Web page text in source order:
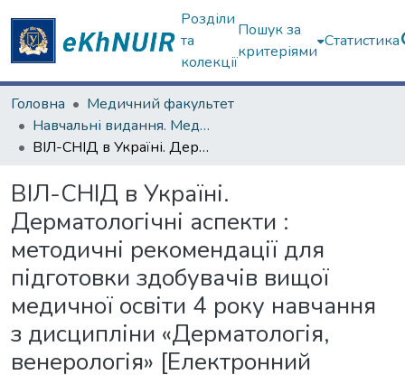
Розділи
та
колекції
Пошук за
критеріями
Статистика
Головна
Медичний факультет
Навчальні видання. Медичний факультет
ВІЛ-СНІД в Україні. Дерматологічні аспекти : методичні рекомендації для підготовки здобувачів вищої медичної освіти 4 року навчання з дисципліни «Дерматологія, венерологія» [Електронний ресурс]
ВІЛ-СНІД в Україні.
Дерматологічні аспекти :
методичні рекомендації для
підготовки здобувачів вищої
медичної освіти 4 року навчання
з дисципліни «Дерматологія,
венерологія» [Електронний